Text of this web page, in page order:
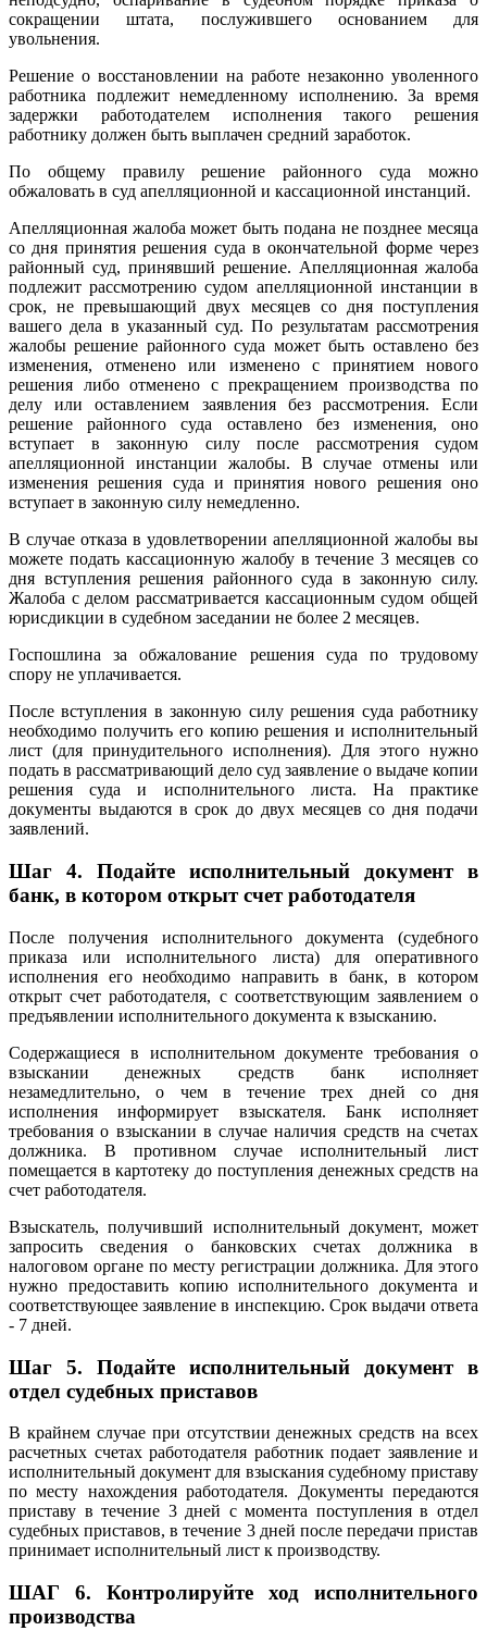
сокращении штата, послужившего основанием для
увольнения.
Решение о восстановлении на работе незаконно уволенного
работника подлежит немедленному исполнению. За время
задержки работодателем исполнения такого решения
работнику должен быть выплачен средний заработок.
По общему правилу решение районного суда можно
обжаловать в суд апелляционной и кассационной инстанций.
Апелляционная жалоба может быть подана не позднее месяца
со дня принятия решения суда в окончательной форме через
районный суд, принявший решение. Апелляционная жалоба
подлежит рассмотрению судом апелляционной инстанции в
срок, не превышающий двух месяцев со дня поступления
вашего дела в указанный суд. По результатам рассмотрения
жалобы решение районного суда может быть оставлено без
изменения, отменено или изменено с принятием нового
решения либо отменено с прекращением производства по
делу или оставлением заявления без рассмотрения. Если
решение районного суда оставлено без изменения, оно
вступает в законную силу после рассмотрения судом
апелляционной инстанции жалобы. В случае отмены или
изменения решения суда и принятия нового решения оно
вступает в законную силу немедленно.
В случае отказа в удовлетворении апелляционной жалобы вы
можете подать кассационную жалобу в течение 3 месяцев со
дня вступления решения районного суда в законную силу.
Жалоба с делом рассматривается кассационным судом общей
юрисдикции в судебном заседании не более 2 месяцев.
Госпошлина за обжалование решения суда по трудовому
спору не уплачивается.
После вступления в законную силу решения суда работнику
необходимо получить его копию решения и исполнительный
лист (для принудительного исполнения). Для этого нужно
подать в рассматривающий дело суд заявление о выдаче копии
решения суда и исполнительного листа. На практике
документы выдаются в срок до двух месяцев со дня подачи
заявлений.
Шаг 4. Подайте исполнительный документ в
банк, в котором открыт счет работодателя
После получения исполнительного документа (судебного
приказа или исполнительного листа) для оперативного
исполнения его необходимо направить в банк, в котором
открыт счет работодателя, с соответствующим заявлением о
предъявлении исполнительного документа к взысканию.
Содержащиеся в исполнительном документе требования о
взыскании денежных средств банк исполняет
незамедлительно, о чем в течение трех дней со дня
исполнения информирует взыскателя. Банк исполняет
требования о взыскании в случае наличия средств на счетах
должника. В противном случае исполнительный лист
помещается в картотеку до поступления денежных средств на
счет работодателя.
Взыскатель, получивший исполнительный документ, может
запросить сведения о банковских счетах должника в
налоговом органе по месту регистрации должника. Для этого
нужно предоставить копию исполнительного документа и
соответствующее заявление в инспекцию. Срок выдачи ответа
- 7 дней.
Шаг 5. Подайте исполнительный документ в
отдел судебных приставов
В крайнем случае при отсутствии денежных средств на всех
расчетных счетах работодателя работник подает заявление и
исполнительный документ для взыскания судебному приставу
по месту нахождения работодателя. Документы передаются
приставу в течение 3 дней с момента поступления в отдел
судебных приставов, в течение 3 дней после передачи пристав
принимает исполнительный лист к производству.
ШАГ 6. Контролируйте ход исполнительного
производства